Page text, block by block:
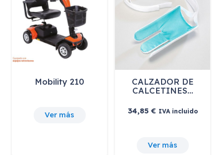
Mobility 210
Ver más
CALZADOR DE
CALCETINES…
34,85€ IVA incluido
Ver más